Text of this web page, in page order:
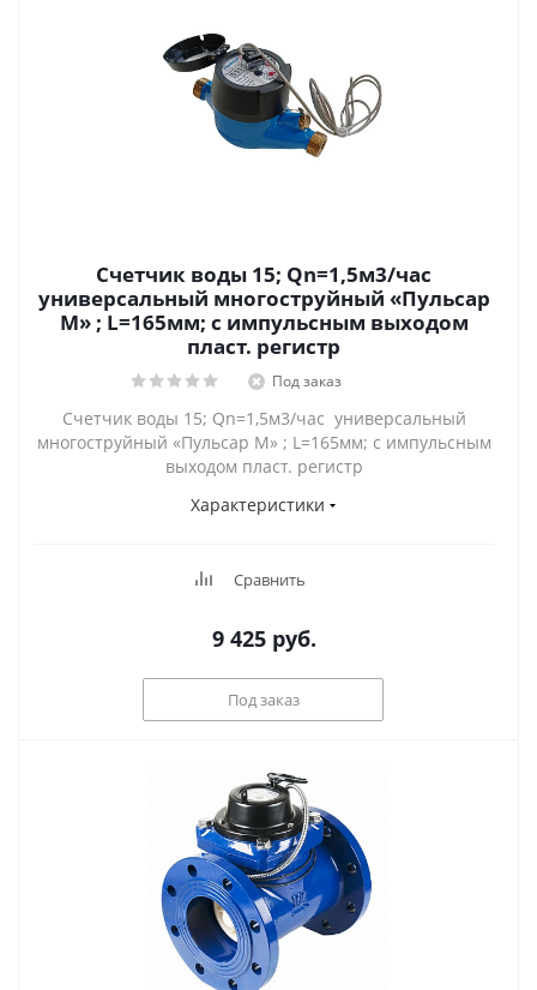
Счетчик воды 15; Qn=1,5м3/час
универсальный многоструйный «Пульсар
М» ; L=165мм; с импульсным выходом
пласт. регистр
Под заказ
Счетчик воды 15; Qn=1,5м3/час универсальный
многоструйный «Пульсар М» ; L=165мм; с импульсным
выходом пласт. регистр
Характеристики
Сравнить
9 425 руб.
Под заказ